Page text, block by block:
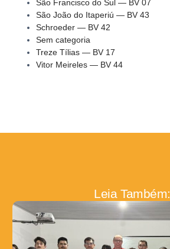
São Francisco do Sul — BV 07
São João do Itaperiú — BV 43
Schroeder — BV 42
Sem categoria
Treze Tílias — BV 17
Vitor Meireles — BV 44
Leia Também: